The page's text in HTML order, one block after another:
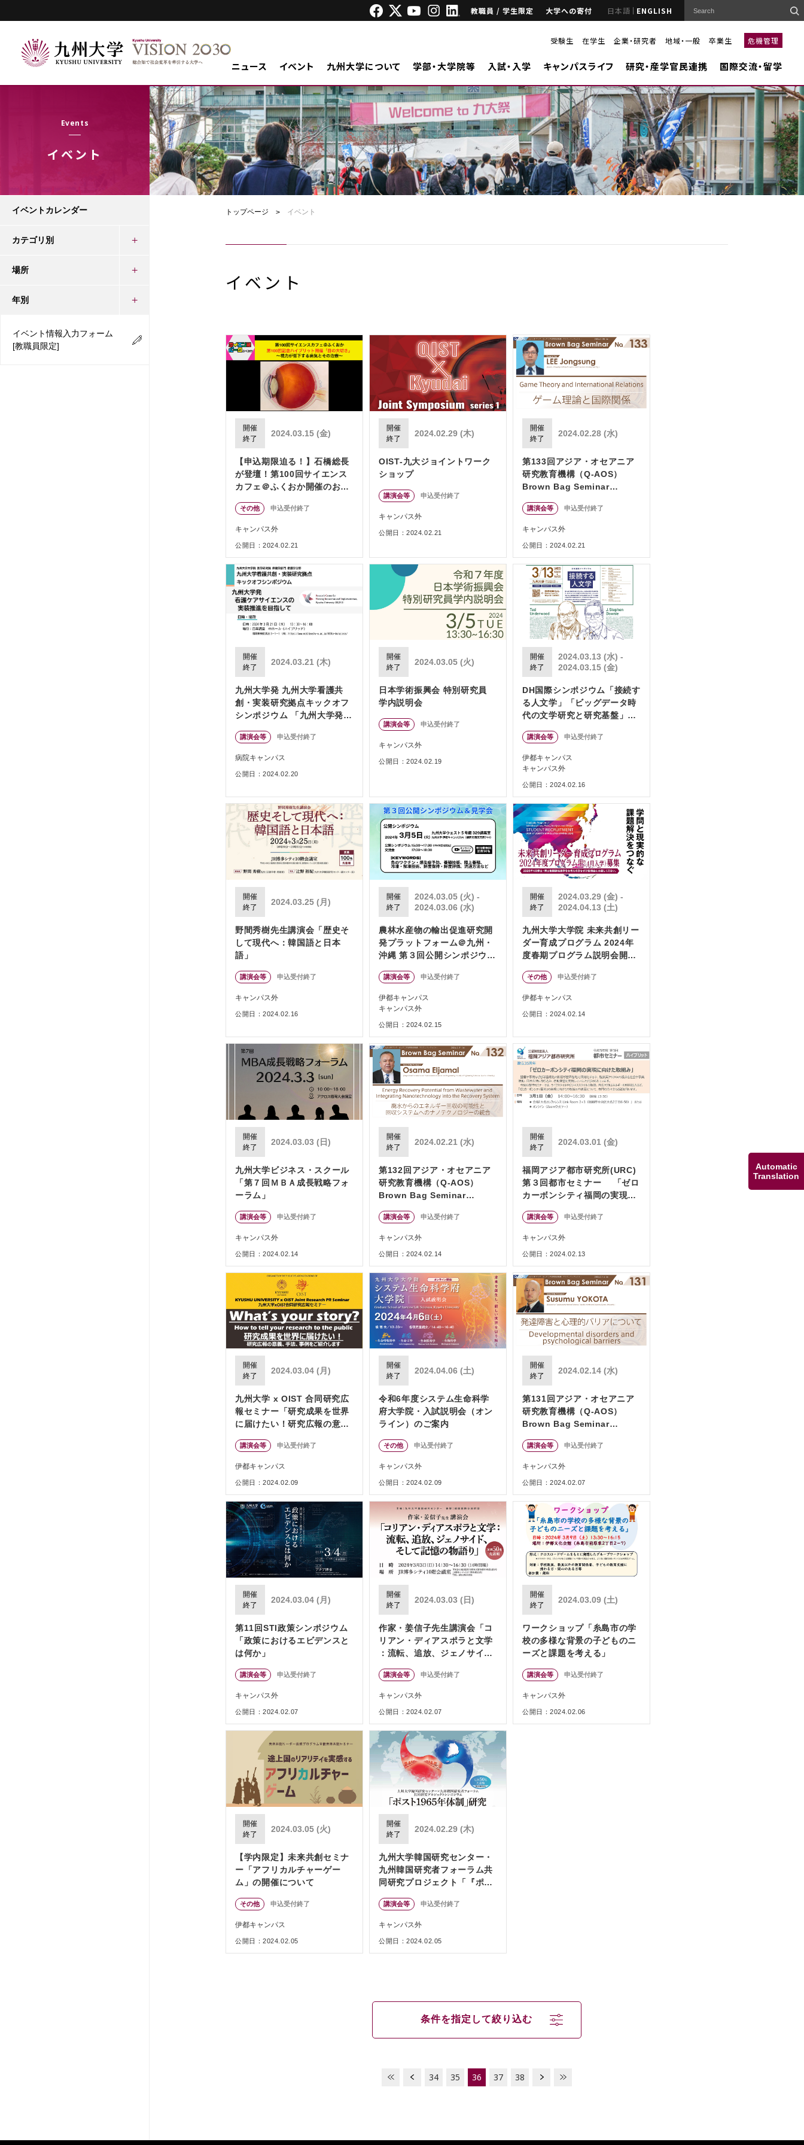
Automatic
Translation
教職員 / 学生限定 大学への寄付 日本語 ENGLISH
受験生 在学生 企業・研究者 地域・一般 卒業生 危機管理
ニュース イベント 九州大学について 学部・大学院等 入試・入学 キャンパスライフ 研究・産学官民連携 国際交流・留学
Events
イベント
トップページ イベント
イベント
開催
終了
2024.03.15 (金)
【申込期限迫る！】石橋総長
が登壇！第100回サイエンス
カフェ＠ふくおか開催のお知
その他 申込受付終了
キャンパス外
公開日：2024.02.21
開催
終了
2024.02.29 (木)
OIST-九大ジョイントワーク
ショップ
講演会等 申込受付終了
キャンパス外
公開日：2024.02.21
開催
終了
2024.02.28 (水)
第133回アジア・オセアニア
研究教育機構（Q-AOS）
Brown Bag Seminar
係」
講演会等 申込受付終了
キャンパス外
公開日：2024.02.21
開催
終了
2024.03.21 (木)
九州大学発 九州大学看護共
創・実装研究拠点キックオフ
シンポジウム 「九州大学発看
を目指して」
講演会等 申込受付終了
病院キャンパス
公開日：2024.02.20
開催
終了
2024.03.05 (火)
日本学術振興会 特別研究員
学内説明会
講演会等 申込受付終了
キャンパス外
公開日：2024.02.19
開催
終了
2024.03.13 (水) -
2024.03.15 (金)
DH国際シンポジウム「接続す
る人文学」「ビッグデータ時
代の文学研究と研究基盤」開
講演会等 申込受付終了
伊都キャンパス
キャンパス外
公開日：2024.02.16
開催
終了
2024.03.25 (月)
野間秀樹先生講演会「歴史そ
して現代へ：韓国語と日本
語」
講演会等 申込受付終了
キャンパス外
公開日：2024.02.16
開催
終了
2024.03.05 (火) -
2024.03.06 (水)
農林水産物の輸出促進研究開
発プラットフォーム＠九州・
沖縄 第３回公開シンポジウム
講演会等 申込受付終了
伊都キャンパス
キャンパス外
公開日：2024.02.15
開催
終了
2024.03.29 (金) -
2024.04.13 (土)
九州大学大学院 未来共創リー
ダー育成プログラム 2024年
度春期プログラム説明会開催
その他 申込受付終了
伊都キャンパス
公開日：2024.02.14
開催
終了
2024.03.03 (日)
九州大学ビジネス・スクール
「第７回ＭＢＡ成長戦略フォ
ーラム」
講演会等 申込受付終了
キャンパス外
公開日：2024.02.14
開催
終了
2024.02.21 (水)
第132回アジア・オセアニア
研究教育機構（Q-AOS）
Brown Bag Seminar
ー回収の可能性と回収システ
ムへのナノテクノロジーの統
講演会等 申込受付終了
キャンパス外
公開日：2024.02.14
開催
終了
2024.03.01 (金)
福岡アジア都市研究所(URC)
第３回都市セミナー 「ゼロ
カーボンシティ福岡の実現に
研究院・人社系協働研究・教
育コモンズ 共催）
講演会等 申込受付終了
キャンパス外
公開日：2024.02.13
開催
終了
2024.03.04 (月)
九州大学 x OIST 合同研究広
報セミナー「研究成果を世界
に届けたい！研究広報の意
す」
講演会等 申込受付終了
伊都キャンパス
公開日：2024.02.09
開催
終了
2024.04.06 (土)
令和6年度システム生命科学
府大学院・入試説明会（オン
ライン）のご案内
その他 申込受付終了
キャンパス外
公開日：2024.02.09
開催
終了
2024.02.14 (水)
第131回アジア・オセアニア
研究教育機構（Q-AOS）
Brown Bag Seminar
リアについて」
講演会等 申込受付終了
キャンパス外
公開日：2024.02.07
開催
終了
2024.03.04 (月)
第11回STI政策シンポジウム
「政策におけるエビデンスと
は何か」
講演会等 申込受付終了
キャンパス外
公開日：2024.02.07
開催
終了
2024.03.03 (日)
作家・姜信子先生講演会「コ
リアン・ディアスポラと文学
：流転、追放、ジェノサイ
講演会等 申込受付終了
キャンパス外
公開日：2024.02.07
開催
終了
2024.03.09 (土)
ワークショップ「糸島市の学
校の多様な背景の子どものニ
ーズと課題を考える」
講演会等 申込受付終了
キャンパス外
公開日：2024.02.06
開催
終了
2024.03.05 (火)
【学内限定】未来共創セミナ
ー「アフリカルチャーゲー
ム」の開催について
その他 申込受付終了
伊都キャンパス
公開日：2024.02.05
開催
終了
2024.02.29 (木)
九州大学韓国研究センター・
九州韓国研究者フォーラム共
同研究プロジェクト「『ポス
ジウム
講演会等 申込受付終了
キャンパス外
公開日：2024.02.05
条件を指定して絞り込む
34 35 36 37 38
イベントカレンダー
カテゴリ別
場所
年別
イベント情報入力フォーム
[教職員限定]